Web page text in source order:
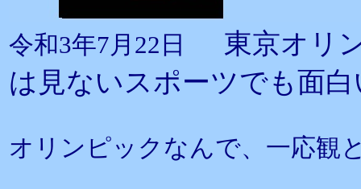
令和3年7月22日
東京オリ
は見ないスポーツでも面白
オリンピックなんで、一応観